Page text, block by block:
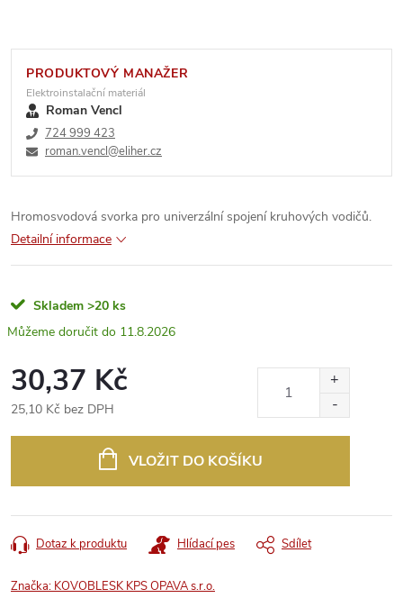
PRODUKTOVÝ MANAŽER
Elektroinstalační materiál
Roman Vencl
724 999 423
roman.vencl@eliher.cz
Hromosvodová svorka pro univerzální spojení kruhových vodičů.
Detailní informace
Skladem >20 ks
11.8.2026
30,37 Kč
25,10 Kč bez DPH
VLOŽIT DO KOŠÍKU
Dotaz k produktu Hlídací pes Sdílet
Značka: KOVOBLESK KPS OPAVA s.r.o.